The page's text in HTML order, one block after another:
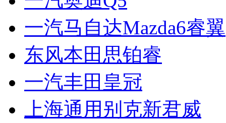
一汽马自达Mazda6睿翼
东风本田思铂睿
一汽丰田皇冠
上海通用别克新君威